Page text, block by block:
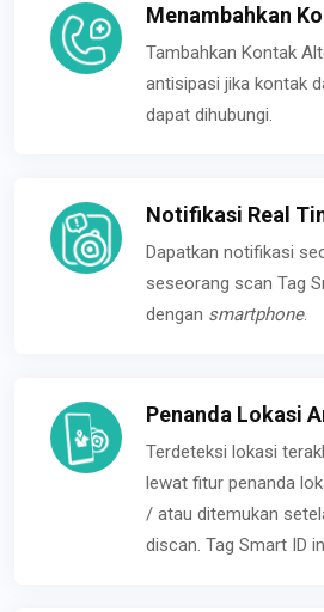
Menambahkan
Tambahkan Kontak
antisipasi jika kontak
dapat dihubungi.
Notifikasi Real
Dapatkan notifikasi
seseorang scan Tag
dengan smartphone.
Penanda Lokasi
Terdeteksi lokasi
lewat fitur penanda
/ atau ditemukan
discan. Tag Smart ID